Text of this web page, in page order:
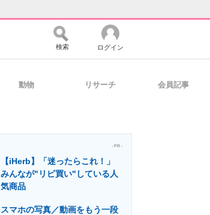
マーケ×ITの今がよく分かる
検索 ログイン
動物 リサーチ 会員記事
- PR -
【iHerb】「迷ったらこれ！」
みんなが"リピ買い"している人
気商品
スマホの写真／動画をもう一段